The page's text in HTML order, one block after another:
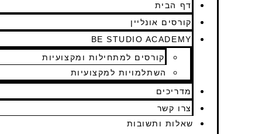
דף הבית
קורסים אונליין
BE STUDIO ACADEMY
קורסים למתחילות ומקצועיות
השתלמויות למקצועיות
מדריכים
צרו קשר
שאלות ותשובות